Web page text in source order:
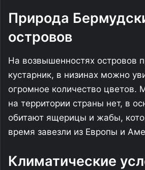
Природа
островов
На возвышенностях островов
кустарник, в низинах можно
огромное количество цветов.
на территории страны нет, в
обитают ящерицы и жабы,
время завезли из Европы и
Климатические